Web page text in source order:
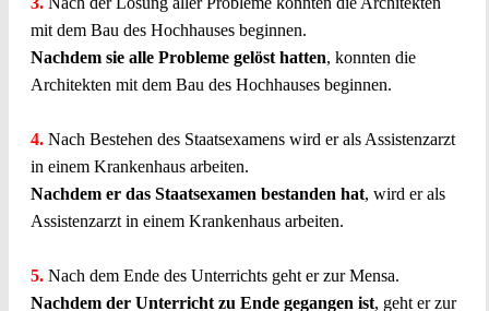
mit dem Bau des Hochhauses beginnen.
Nachdem sie alle Probleme gelöst hatten, konnten die
Architekten mit dem Bau des Hochhauses beginnen.
4. Nach Bestehen des Staatsexamens wird er als Assistenzarzt
in einem Krankenhaus arbeiten.
Nachdem er das Staatsexamen bestanden hat, wird er als
Assistenzarzt in einem Krankenhaus arbeiten.
5. Nach dem Ende des Unterrichts geht er zur Mensa.
Nachdem der Unterricht zu Ende gegangen ist, geht er zur